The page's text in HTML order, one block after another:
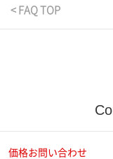
< FAQ TOP
価格お問い合わせ